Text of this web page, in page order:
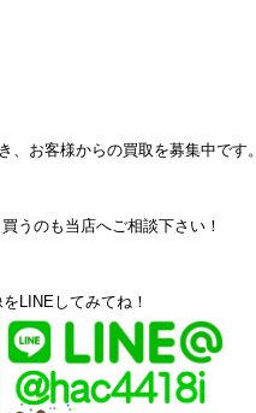
お客様からの買取を募集中です。
うのも当店へご相談下さい！
LINEしてみてね！